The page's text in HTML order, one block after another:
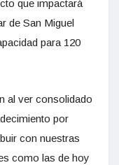
que impactará
de San Miguel
para 120
al ver consolidado
por
con nuestras
como las de hoy